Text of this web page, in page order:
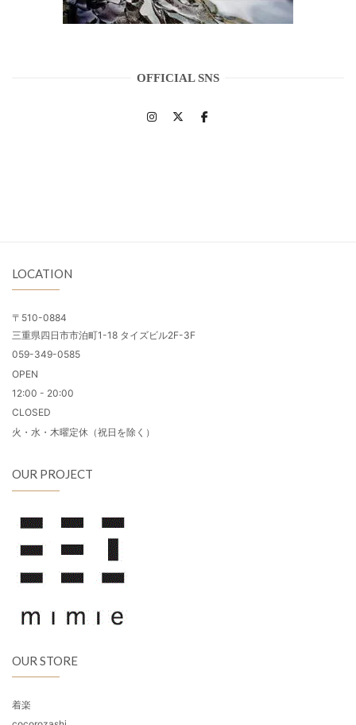
OFFICIAL SNS
LOCATION
〒510-0884
三重県四日市市泊町1-18 タイズビル2F-3F
059-349-0585
OPEN
12:00 - 20:00
CLOSED
火・水・木曜定休（祝日を除く）
OUR PROJECT
OUR STORE
着楽